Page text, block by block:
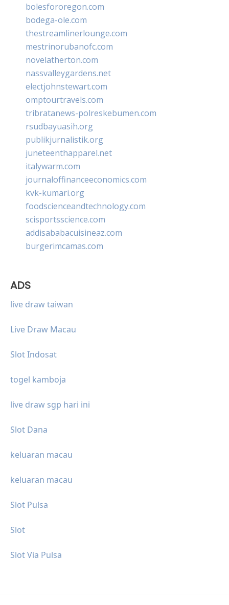
bolesfororegon.com
bodega-ole.com
thestreamlinerlounge.com
mestrinorubanofc.com
novelatherton.com
nassvalleygardens.net
electjohnstewart.com
omptourtravels.com
tribratanews-polreskebumen.com
rsudbayuasih.org
publikjurnalistik.org
juneteenthapparel.net
italywarm.com
journaloffinanceeconomics.com
kvk-kumari.org
foodscienceandtechnology.com
scisportsscience.com
addisababacuisineaz.com
burgerimcamas.com
ADS
live draw taiwan
Live Draw Macau
Slot Indosat
togel kamboja
live draw sgp hari ini
Slot Dana
keluaran macau
keluaran macau
Slot Pulsa
Slot
Slot Via Pulsa